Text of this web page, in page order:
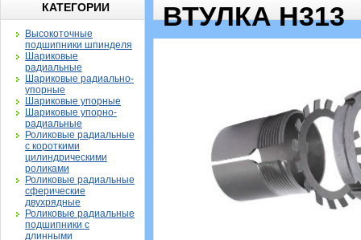
КАТЕГОРИИ
Высокоточные
подшипники шпинделя
Шариковые
радиальные
Шариковые радиально-
упорные
Шариковые упорные
Шариковые упорно-
радиальные
Роликовые радиальные
с короткими
цилиндрическими
роликами
Роликовые радиальные
сферические
двухрядные
Роликовые радиальные
подшипники с
длинными
ВТУЛКА H313